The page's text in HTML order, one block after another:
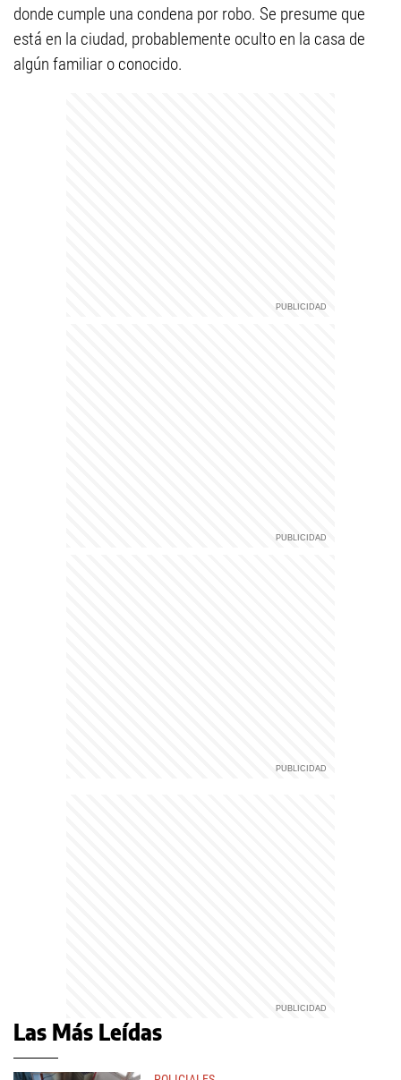
donde cumple una condena por robo. Se presume que
está en la ciudad, probablemente oculto en la casa de
algún familiar o conocido.
Las Más Leídas